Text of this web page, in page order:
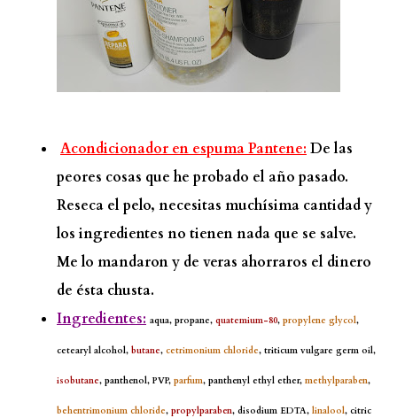
Acondicionador en espuma Pantene: De las
peores cosas que he probado el año pasado.
Reseca el pelo, necesitas muchísima cantidad y
los ingredientes no tienen nada que se salve.
Me lo mandaron y de veras ahorraros el dinero
de ésta chusta.
Ingredientes: aqua, propane, quatemium-80, propylene glycol,
cetearyl alcohol, butane, cetrimonium chloride, triticum vulgare germ oil,
isobutane, panthenol, PVP, parfum, panthenyl ethyl ether, methylparaben,
behentrimonium chloride, propylparaben, disodium EDTA, linalool, citric